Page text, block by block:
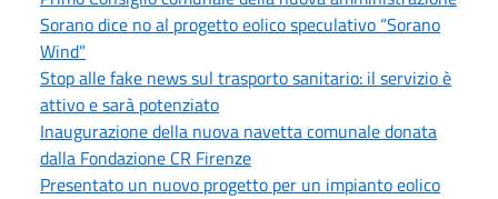
Sorano dice no al progetto eolico speculativo “Sorano
Wind”
Stop alle fake news sul trasporto sanitario: il servizio è
attivo e sarà potenziato
Inaugurazione della nuova navetta comunale donata
dalla Fondazione CR Firenze
Presentato un nuovo progetto per un impianto eolico